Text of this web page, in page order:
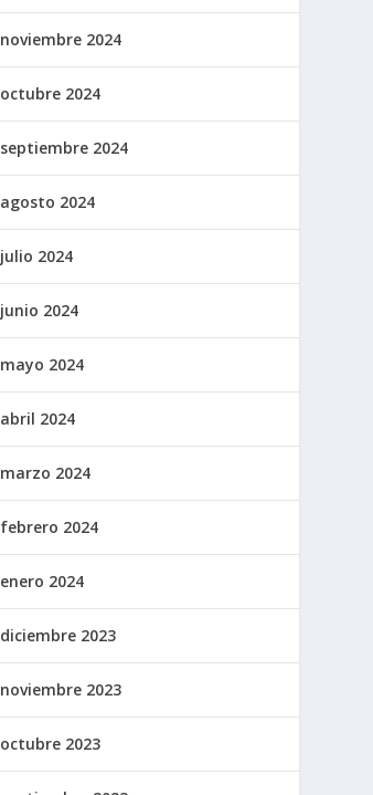
noviembre 2024
octubre 2024
septiembre 2024
agosto 2024
julio 2024
junio 2024
mayo 2024
abril 2024
marzo 2024
febrero 2024
enero 2024
diciembre 2023
noviembre 2023
octubre 2023